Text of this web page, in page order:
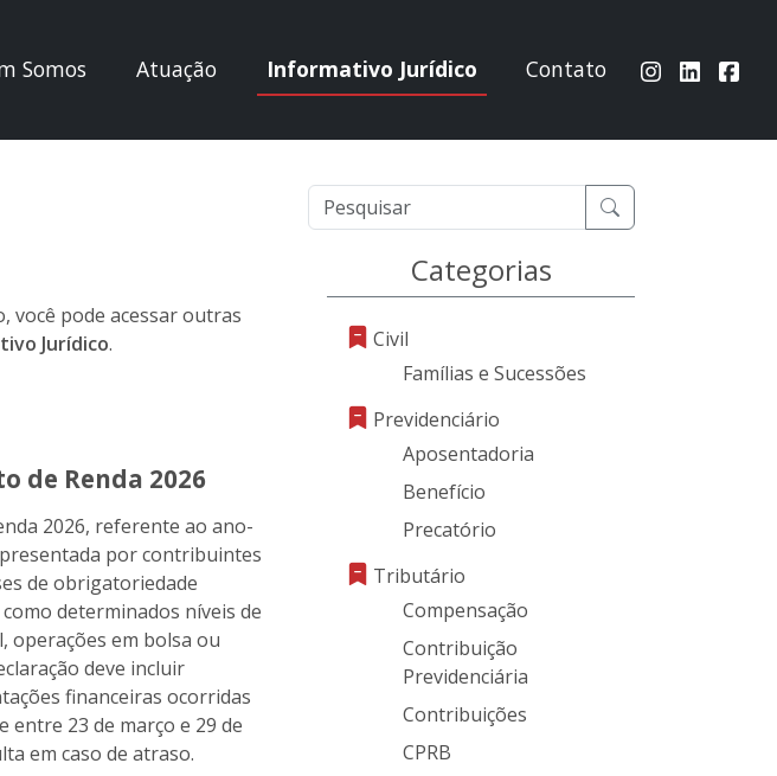
Somos Atuação Informativo Jurídico Contato
você pode acessar outras
Jurídico.
de Renda 2026
2026, referente ao ano-
por contribuintes
de obrigatoriedade
determinados níveis de
operações em bolsa ou
deve incluir
financeiras ocorridas
entre 23 de março e 29 de
em caso de atraso.
Categorias
Civil
Famílias e Sucessões
Previdenciário
Aposentadoria
Benefício
Precatório
Tributário
Compensação
Contribuição
Previdenciária
Contribuições
CPRB